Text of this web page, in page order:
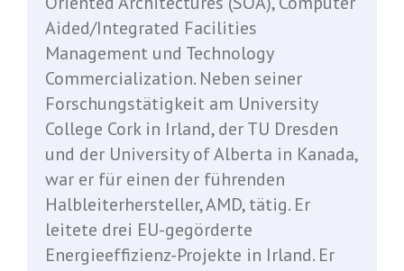
Aided/Integrated Facilities
Management und Technology
Commercialization. Neben seiner
Forschungstätigkeit am University
College Cork in Irland, der TU Dresden
und der University of Alberta in Kanada,
war er für einen der führenden
Halbleiterhersteller, AMD, tätig. Er
leitete drei EU-gegörderte
Energieeffizienz-Projekte in Irland. Er